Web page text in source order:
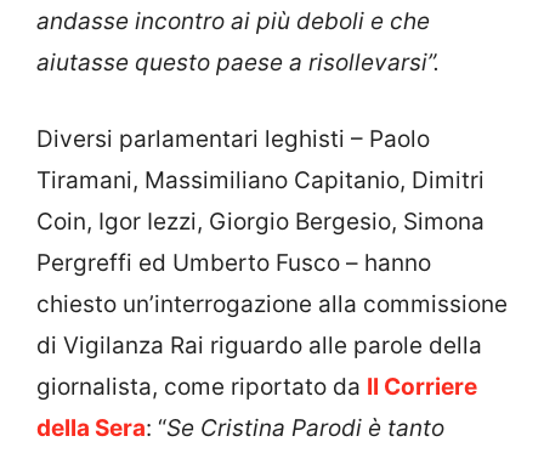
andasse incontro ai più deboli e che
aiutasse questo paese a risollevarsi”.
Diversi parlamentari leghisti – Paolo
Tiramani, Massimiliano Capitanio, Dimitri
Coin, Igor Iezzi, Giorgio Bergesio, Simona
Pergreffi ed Umberto Fusco – hanno
chiesto un’interrogazione alla commissione
di Vigilanza Rai riguardo alle parole della
giornalista, come riportato da Il Corriere
della Sera: “Se Cristina Parodi è tanto